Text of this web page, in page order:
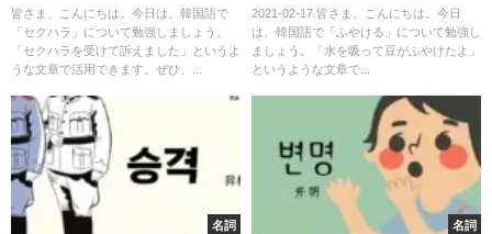
よう！
皆さま、こんにちは。今日は、韓国語で
「セクハラ」について勉強しましょう。
「セクハラを受けて訴えました」というよ
うな文章で活用できます。ぜひ、...
2021-02-17 皆さま、こんにちは。今日
は、韓国語で「ふやける」について勉強し
ましょう。「水を吸って豆がふやけたよ」
というような文章で...
名詞 名詞